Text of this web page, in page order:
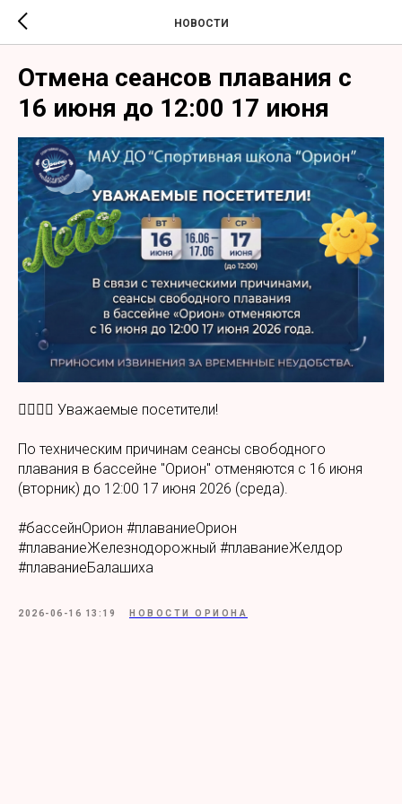
НОВОСТИ
Отмена сеансов плавания с
16 июня до 12:00 17 июня
🏊‍♂️🏊‍♀️ Уважаемые посетители!
По техническим причинам сеансы свободного
плавания в бассейне "Орион" отменяются с 16 июня
(вторник) до 12:00 17 июня 2026 (среда).
#бассейнОрион #плаваниеОрион
#плаваниеЖелезнодорожный #плаваниеЖелдор
#плаваниеБалашиха
2026-06-16 13:19 НОВОСТИ ОРИОНА